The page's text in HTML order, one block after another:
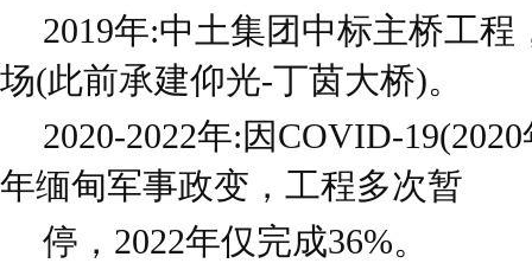
2019年:中土集团中标主桥工
场(此前承建仰光-丁茵大桥)。
2020-2022年:因COVID-
年缅甸军事政变，工程多次暂
停，2022年仅完成36%。